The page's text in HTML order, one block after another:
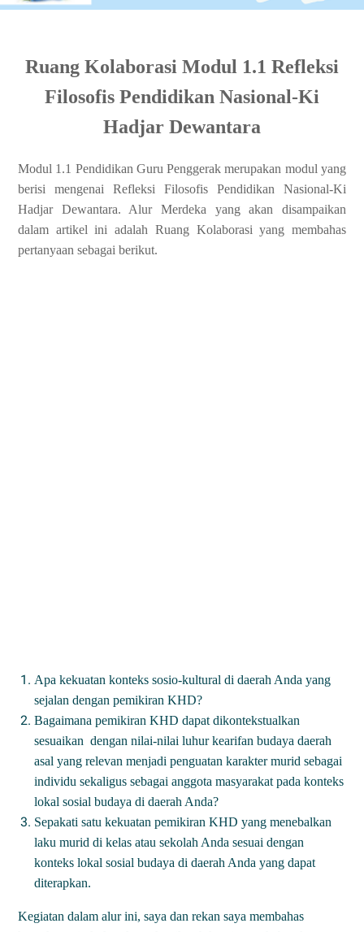
Ruang Kolaborasi Modul 1.1 Refleksi
Filosofis Pendidikan Nasional-Ki
Hadjar Dewantara
Modul 1.1 Pendidikan Guru Penggerak merupakan modul yang
berisi mengenai Refleksi Filosofis Pendidikan Nasional-Ki
Hadjar Dewantara. Alur Merdeka yang akan disampaikan
dalam artikel ini adalah Ruang Kolaborasi yang membahas
pertanyaan sebagai berikut.
Apa kekuatan konteks sosio-kultural di daerah Anda yang
sejalan dengan pemikiran KHD?
Bagaimana pemikiran KHD dapat dikontekstualkan
sesuaikan dengan nilai-nilai luhur kearifan budaya daerah
asal yang relevan menjadi penguatan karakter murid sebagai
individu sekaligus sebagai anggota masyarakat pada konteks
lokal sosial budaya di daerah Anda?
Sepakati satu kekuatan pemikiran KHD yang menebalkan
laku murid di kelas atau sekolah Anda sesuai dengan
konteks lokal sosial budaya di daerah Anda yang dapat
diterapkan.
Kegiatan dalam alur ini, saya dan rekan saya membahas